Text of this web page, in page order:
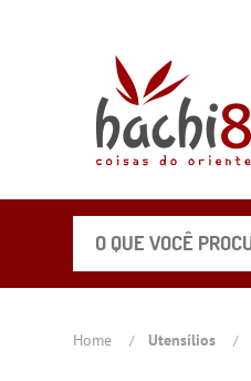
Home Utensílios